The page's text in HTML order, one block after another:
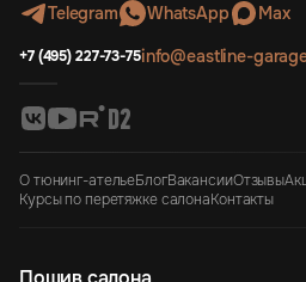
Telegram WhatsApp Max
+7 (495) 227-73-75info@eastline-
О тюнинг-ательеБлогВакансииОтзывы
Курсы по перетяжке салонаКонтакты